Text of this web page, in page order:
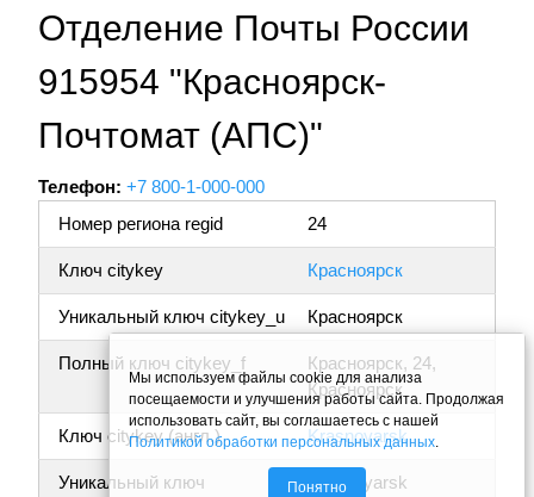
Отделение Почты России
915954 "Красноярск-
Почтомат (АПС)"
Телефон: +7 800-1-000-000
Номер региона regid
24
Ключ citykey Красноярск
Уникальный ключ citykey_u Красноярск
Полный ключ citykey_f
Красноярск, 24,
Красноярск
Ключ citykey (англ.) Krasnoyarsk
Уникальный ключ
Krasnoyarsk
Мы используем файлы cookie для анализа
посещаемости и улучшения работы сайта. Продолжая
использовать сайт, вы соглашаетесь с нашей
Политикой обработки персональных данных.
Понятно